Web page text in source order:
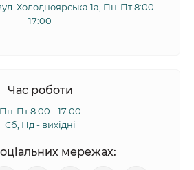
Холодноярська 1а, Пн-Пт 8:00 -
17:00
Час роботи
Пн-Пт 8:00 - 17:00
Сб, Нд - вихідні
мережах: